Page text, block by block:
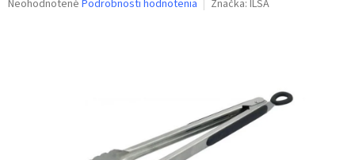
Priemerné
Neohodnotené Podrobnosti hodnotenia Značka: ILSA